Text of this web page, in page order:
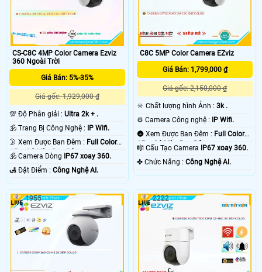
CS-C8C 4MP Color Camera Ezviz
360 Ngoài Trời
Giá Bán: 5%-35%
Giá gốc: 1,929,000 ₫
💯 Độ Phân giải : Ultra 2k + .
🕉️ Trang Bị Công Nghệ :
IP Wifi.
🌛 Xem Được Ban Đêm : Full Color
15m Có Màu Ban Ðêm.
🕉️ Camera Dòng
IP67 xoay 360.
️🛃 Đặt Điểm : Công Nghệ AI.
C8C 5MP Color Camera EZviz
Giá Bán: 1,799,000 ₫
Giá gốc: 2,150,000 ₫
🔆 Chất lượng hình Ảnh :3k .
⚙ Camera Công nghệ :
IP Wifi.
🌚 Xem Được Ban Đêm : Full Color
15m Có Màu Ban Ðêm.
🎼️ Cấu Tạo Camera
IP67 xoay 360.
️✤ Chức Năng :Công Nghệ AI.
1955 2222